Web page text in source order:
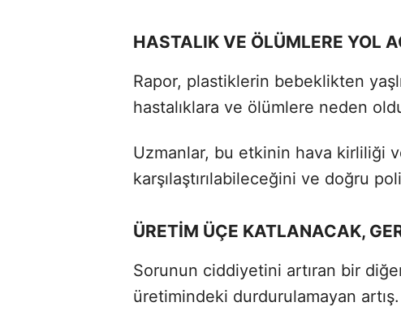
HASTALIK VE ÖLÜMLERE YOL
Rapor, plastiklerin bebeklikten
hastalıklara ve ölümlere neden
Uzmanlar, bu etkinin hava kirliliği
karşılaştırılabileceğini ve doğru
ÜRETİM ÜÇE KATLANACAK,
Sorunun ciddiyetini artıran bir
üretimindeki durdurulamayan artış.